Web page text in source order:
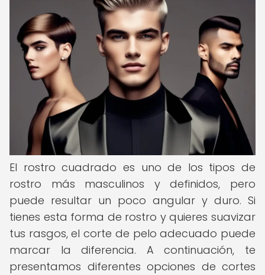
El rostro cuadrado es uno de los tipos de
rostro más masculinos y definidos, pero
puede resultar un poco angular y duro. Si
tienes esta forma de rostro y quieres suavizar
tus rasgos, el corte de pelo adecuado puede
marcar la diferencia. A continuación, te
presentamos diferentes opciones de cortes